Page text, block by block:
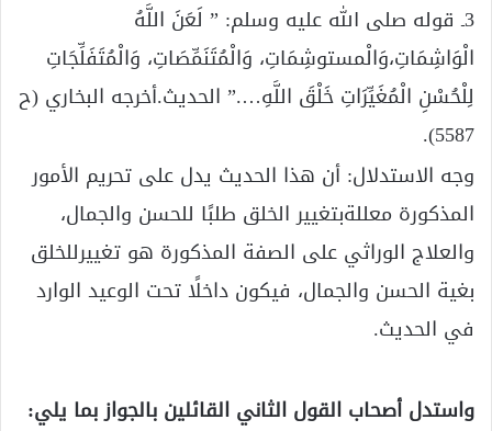
3ـ قوله صلى الله عليه وسلم: ” لَعَنَ اللَّهُ
الْوَاشِمَاتِ،وَالْمستوشِمَاتِ، وَالْمُتَنَمِّصَاتِ، وَالْمُتَفَلِّجَاتِ
لِلْحُسْنِ الْمُغَيِّرَاتِ خَلْقَ اللَّهِ….” الحديث.أخرجه البخاري (ح
5587).
وجه الاستدلال: أن هذا الحديث يدل على تحريم الأمور
المذكورة معللةبتغيير الخلق طلبًا للحسن والجمال،
والعلاج الوراثي على الصفة المذكورة هو تغييرللخلق
بغية الحسن والجمال، فيكون داخلًا تحت الوعيد الوارد
في الحديث.
واستدل أصحاب القول الثاني القائلين بالجواز بما يلي: